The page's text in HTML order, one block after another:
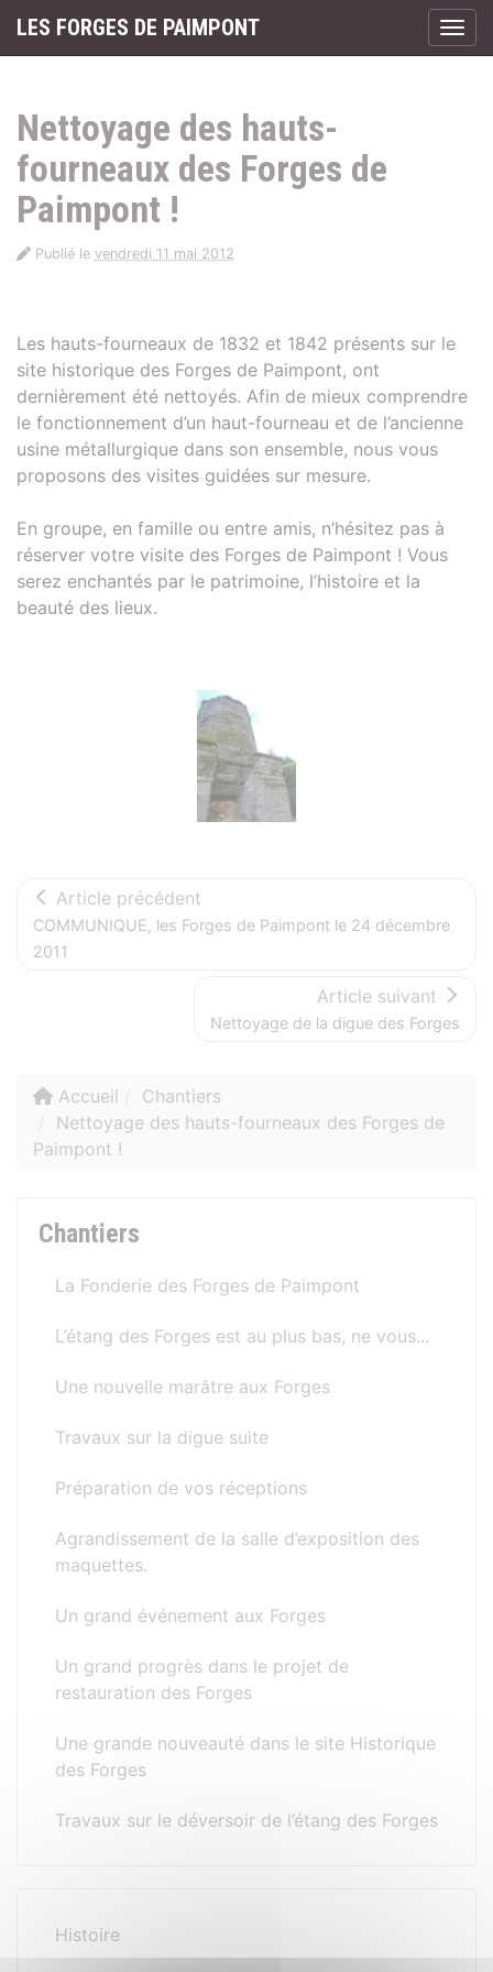
LES FORGES DE PAIMPONT
Nettoyage des hauts-
fourneaux des Forges de
Paimpont !
Publié le vendredi 11 mai 2012
Les hauts-fourneaux de 1832 et 1842 présents sur le
site historique des Forges de Paimpont, ont
dernièrement été nettoyés. Afin de mieux comprendre
le fonctionnement d’un haut-fourneau et de l’ancienne
usine métallurgique dans son ensemble, nous vous
proposons des visites guidées sur mesure.
En groupe, en famille ou entre amis, n’hésitez pas à
réserver votre visite des Forges de Paimpont ! Vous
serez enchantés par le patrimoine, l’histoire et la
beauté des lieux.
Article précédent
COMMUNIQUE, les Forges de Paimpont le 24 décembre
2011
Article suivant
Nettoyage de la digue des Forges
Accueil
Chantiers
Nettoyage des hauts-fourneaux des Forges de
Paimpont !
Chantiers
La Fonderie des Forges de Paimpont
L’étang des Forges est au plus bas, ne vous...
Une nouvelle marâtre aux Forges
Travaux sur la digue suite
Préparation de vos réceptions
Agrandissement de la salle d’exposition des
maquettes.
Un grand événement aux Forges
Un grand progrès dans le projet de
restauration des Forges
Une grande nouveauté dans le site Historique
des Forges
Travaux sur le déversoir de l’étang des Forges
Histoire
Panneau de gestion des cookies